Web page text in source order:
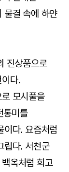
물결 속에 하얀
진상품으로
다.
모시풀을
통미를
이다. 요즘처럼
립다. 서천군
옥처럼 희고